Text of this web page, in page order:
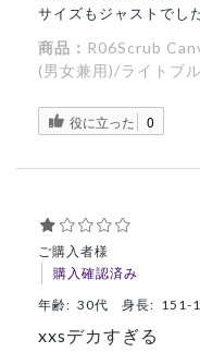
サイズもジャストでした
商品： R06Scrub
(男女兼用)/ライトブ
役に立った 0
ご購入者様
購入確認済み
年齢: 30代 身長: 151-
xxsデカすぎる